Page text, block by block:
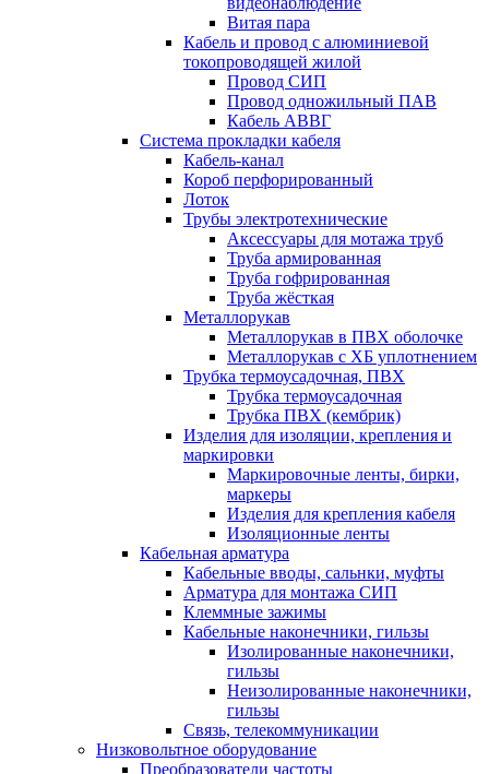
Витая пара
Кабель и провод с алюминиевой
токопроводящей жилой
Провод СИП
Провод одножильный ПАВ
Кабель АВВГ
Система прокладки кабеля
Кабель-канал
Короб перфорированный
Лоток
Трубы электротехнические
Аксессуары для мотажа труб
Труба армированная
Труба гофрированная
Труба жёсткая
Металлорукав
Металлорукав в ПВХ оболочке
Металлорукав с ХБ уплотнением
Трубка термоусадочная, ПВХ
Трубка термоусадочная
Трубка ПВХ (кембрик)
Изделия для изоляции, крепления и
маркировки
Маркировочные ленты, бирки,
маркеры
Изделия для крепления кабеля
Изоляционные ленты
Кабельная арматура
Кабельные вводы, сальнки, муфты
Арматура для монтажа СИП
Клеммные зажимы
Кабельные наконечники, гильзы
Изолированные наконечники,
гильзы
Неизолированные наконечники,
гильзы
Связь, телекоммуникации
Низковольтное оборудование
Преобразователи частоты